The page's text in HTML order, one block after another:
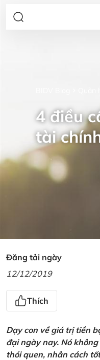
4 điều
tài
Đăng tải ngày
12/12/2019
Thích
Dạy con về giá trị tiền
đại ngày nay. Nó
thói quen, nhân cách